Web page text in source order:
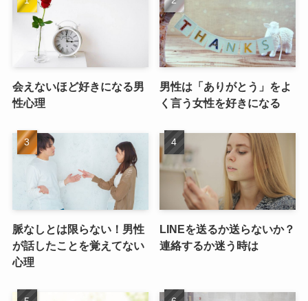
会えないほど好きになる男
性心理
男性は「ありがとう」をよ
く言う女性を好きになる
脈なしとは限らない！男性
が話したことを覚えてない
心理
LINEを送るか送らないか？
連絡するか迷う時は